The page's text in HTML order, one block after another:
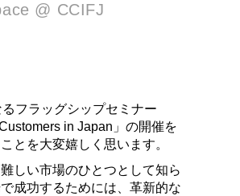
@ CCIFJ
フラッグシップセミナー
in Japan」の開催を
とを大変嬉しく思います。
しい市場のひとつとして知ら
成功するためには、革新的な